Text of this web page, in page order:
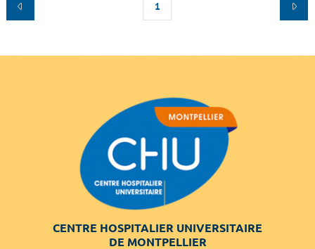
1
CENTRE HOSPITALIER UNIVERSITAIRE
DE MONTPELLIER